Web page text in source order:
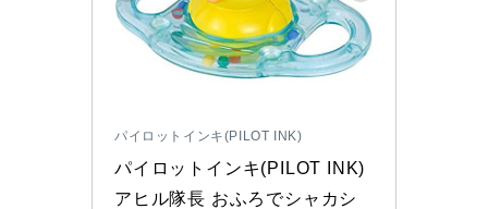
パイロットインキ(PILOT INK)
パイロットインキ(PILOT INK)
アヒル隊長 おふろでシャカシ